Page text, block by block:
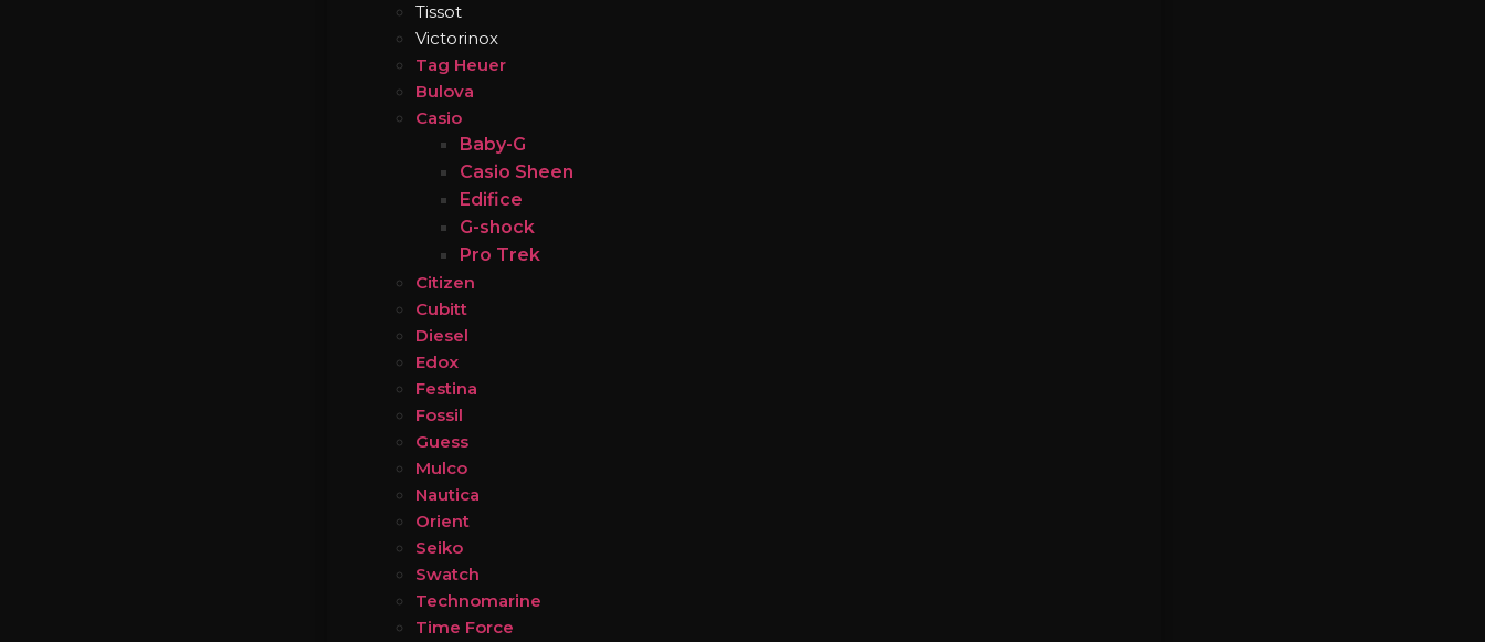
Tissot
Victorinox
Tag Heuer
Bulova
Casio
Baby-G
Casio Sheen
Edifice
G-shock
Pro Trek
Citizen
Cubitt
Diesel
Edox
Festina
Fossil
Guess
Mulco
Nautica
Orient
Seiko
Swatch
Technomarine
Time Force